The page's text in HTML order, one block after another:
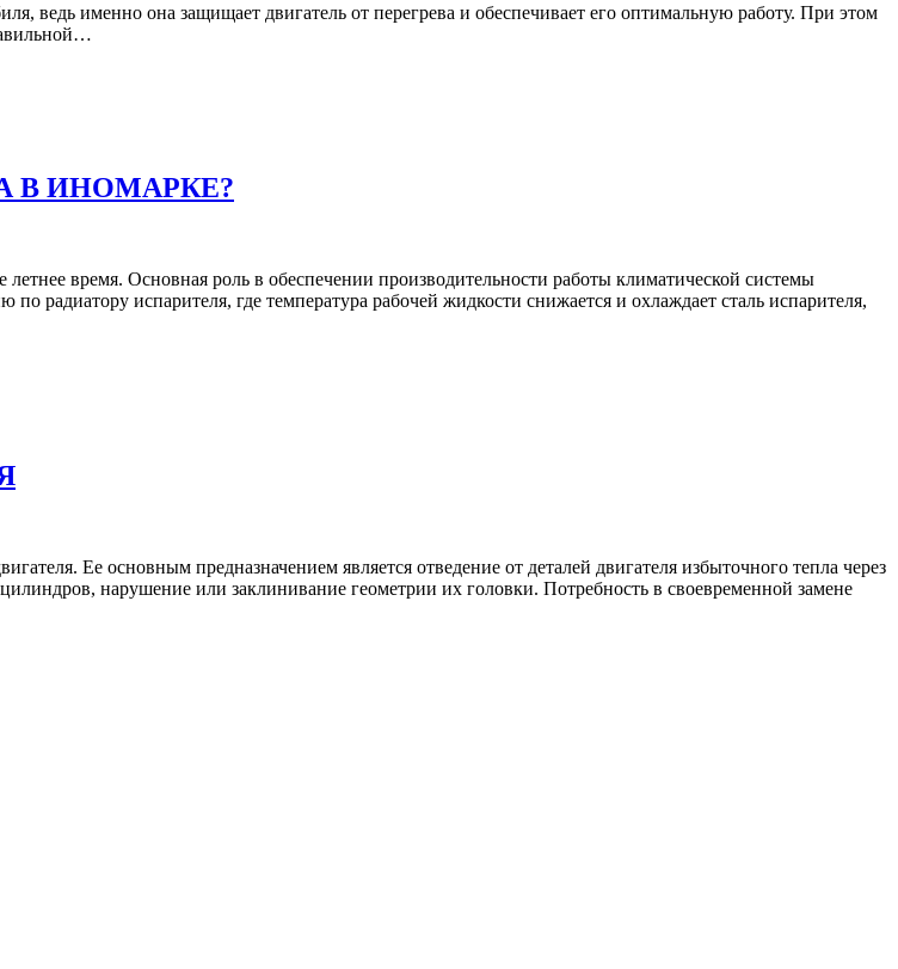
ведь именно она защищает двигатель от перегрева и обеспечивает его оптимальную работу. При этом
В ИНОМАРКЕ?
время. Основная роль в обеспечении производительности работы климатической системы
радиатору испарителя, где температура рабочей жидкости снижается и охлаждает сталь испарителя,
Ее основным предназначением является отведение от деталей двигателя избыточного тепла через
нарушение или заклинивание геометрии их головки. Потребность в своевременной замене